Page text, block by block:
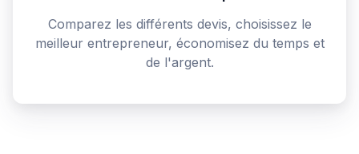
Comparez les différents devis, choisissez le
meilleur entrepreneur, économisez du temps et
de l'argent.